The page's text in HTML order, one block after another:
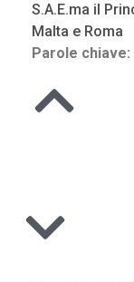
S.A.E.ma il
Malta e Roma
Parole chiave: